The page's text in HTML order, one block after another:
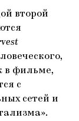
второй
в фильме,
с
сетей и